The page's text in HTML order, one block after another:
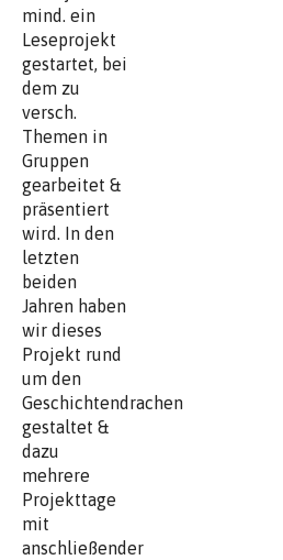
mind. ein
Leseprojekt
gestartet, bei
dem zu
versch.
Themen in
Gruppen
gearbeitet &
präsentiert
wird. In den
letzten
beiden
Jahren haben
wir dieses
Projekt rund
um den
Geschichtendrachen
gestaltet &
dazu
mehrere
Projekttage
mit
anschließender